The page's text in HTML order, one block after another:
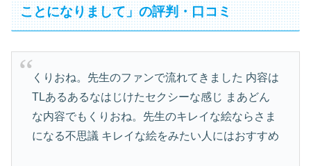
ことになりまして」の評判・口コミ
くりおね。先生のファンで流れてきました 内容は
TLあるあるなはじけたセクシーな感じ まあどん
な内容でもくりおね。先生のキレイな絵ならさま
になる不思議 キレイな絵をみたい人にはおすすめ